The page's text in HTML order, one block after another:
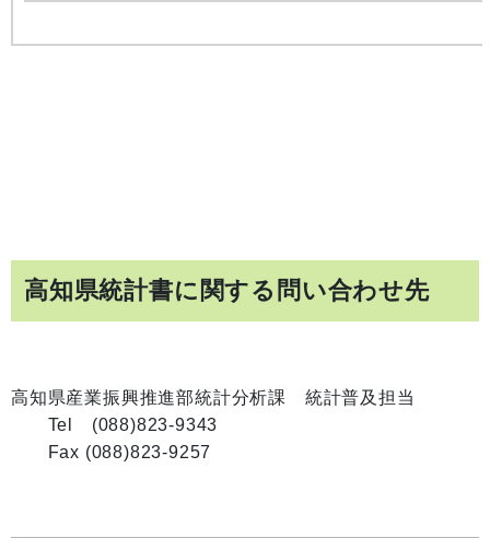
高知県統計書に関する問い合わせ先
高知県産業振興推進部統計分析課 統計普及担当
Tel (088)823-9343
Fax (088)823-9257